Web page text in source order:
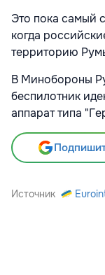
Это пока самый
когда
территорию
В Минобороны
беспилотник
аппарат типа
Источник